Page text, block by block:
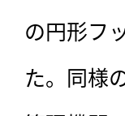
の円形フ
た。同様